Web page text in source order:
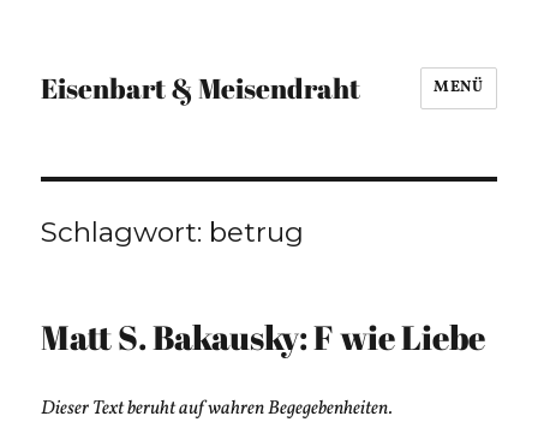
Eisenbart & Meisendraht MENÜ
Schlagwort: betrug
Matt S. Bakausky: F wie Liebe
Dieser Text beruht auf wahren Begegebenheiten.